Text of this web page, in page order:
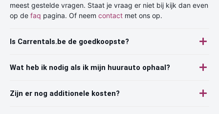
meest gestelde vragen. Staat je vraag er niet bij kijk dan even
op de faq pagina. Of neem contact met ons op.
Is Carrentals.be de goedkoopste?
Wat heb ik nodig als ik mijn huurauto ophaal?
Zijn er nog additionele kosten?